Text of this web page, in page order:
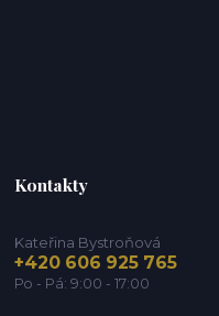
Kontakty
Kateřina Bystroňová
+420 606 925 765
Po - Pá: 9:00 - 17:00